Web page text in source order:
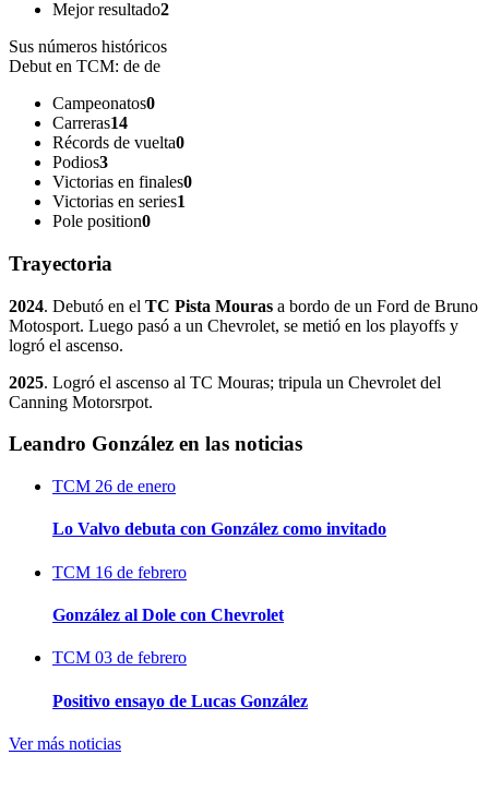
Mejor resultado2
Sus números históricos
Debut en TCM: de de
Campeonatos0
Carreras14
Récords de vuelta0
Podios3
Victorias en finales0
Victorias en series1
Pole position0
Trayectoria
2024. Debutó en el TC Pista Mouras a bordo de un Ford de Bruno
Motosport. Luego pasó a un Chevrolet, se metió en los playoffs y
logró el ascenso.
2025. Logró el ascenso al TC Mouras; tripula un Chevrolet del
Canning Motorsrpot.
Leandro González en las noticias
TCM 26 de enero
Lo Valvo debuta con González como invitado
TCM 16 de febrero
González al Dole con Chevrolet
TCM 03 de febrero
Positivo ensayo de Lucas González
Ver más noticias